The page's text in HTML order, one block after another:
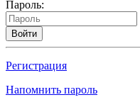
Пароль:
Войти
Регистрация
Напомнить пароль